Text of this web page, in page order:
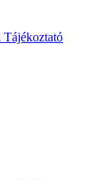
Tájékoztató